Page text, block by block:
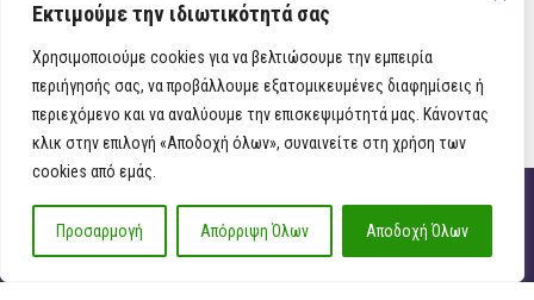
Εκτιμούμε την ιδιωτικότητά σας
Χρησιμοποιούμε cookies για να βελτιώσουμε την εμπειρία
περιήγησής σας, να προβάλλουμε εξατομικευμένες διαφημίσεις ή
περιεχόμενο και να αναλύουμε την επισκεψιμότητά μας. Κάνοντας
κλικ στην επιλογή «Αποδοχή όλων», συναινείτε στη χρήση των
cookies από εμάς.
Προσαρμογή Απόρριψη Όλων Αποδοχή Όλων
ΌΡΟΙ ΧΡΉΣΗΣ
ΠΟΛΙΤΙΚΉ ΑΠΟΡΡΉΤΟΥ
iAnatropi ©
Η Ανατροπή στην Ενημέρωση, την Πολιτική, την Καθημερινότητα